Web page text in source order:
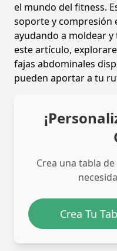
el mundo del fitness.
soporte y compresión
ayudando a moldear
este artículo,
fajas abdominales
pueden aportar a tu
Crea una tabla
Crea Tu